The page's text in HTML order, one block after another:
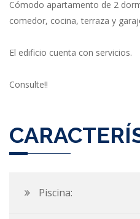
Cómodo apartamento de 2
comedor, cocina, terraza y
El edificio cuenta con servicios.
Consulte!!
Piscina: